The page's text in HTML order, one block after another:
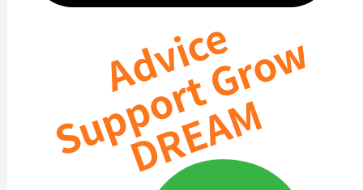
Advice
Support Grow
DREAM